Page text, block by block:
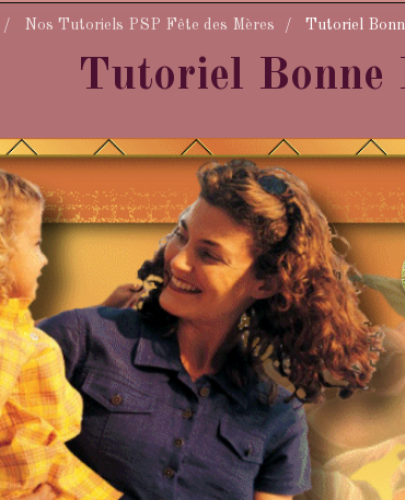
Nos Tutoriels PSP Fête des Mères Tutoriel
Tutoriel Bonne